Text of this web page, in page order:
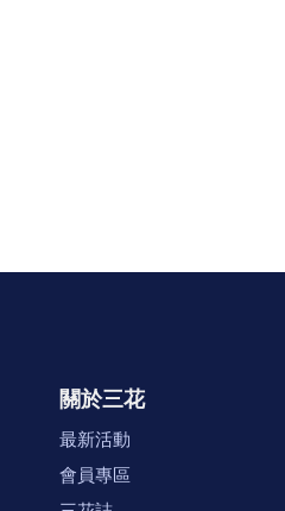
關於三花
最新活動
會員專區